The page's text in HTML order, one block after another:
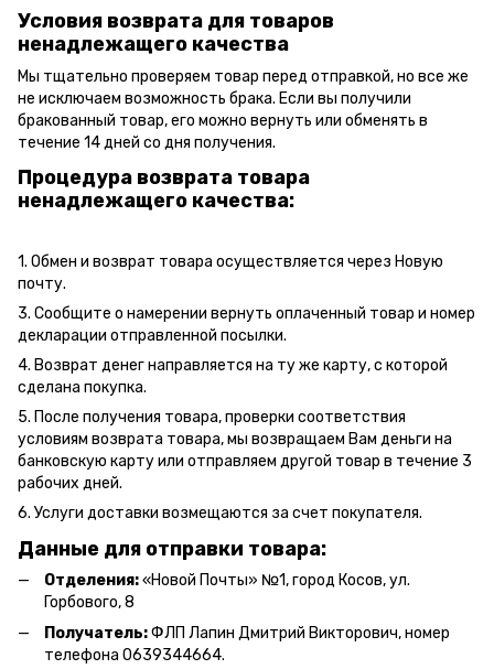
Условия возврата для товаров
ненадлежащего качества
Мы тщательно проверяем товар перед отправкой, но все же
не исключаем возможность брака. Если вы получили
бракованный товар, его можно вернуть или обменять в
течение 14 дней со дня получения.
Процедура возврата товара
ненадлежащего качества:
1. Обмен и возврат товара осуществляется через Новую
почту.
3. Сообщите о намерении вернуть оплаченный товар и номер
декларации отправленной посылки.
4. Возврат денег направляется на ту же карту, с которой
сделана покупка.
5. После получения товара, проверки соответствия
условиям возврата товара, мы возвращаем Вам деньги на
банковскую карту или отправляем другой товар в течение 3
рабочих дней.
6. Услуги доставки возмещаются за счет покупателя.
Данные для отправки товара:
Отделения:«Новой Почты» №1, город Косов,ул.
Горбового, 8
Получатель:ФЛП Лапин Дмитрий Викторович, номер
телефона 0639344664.